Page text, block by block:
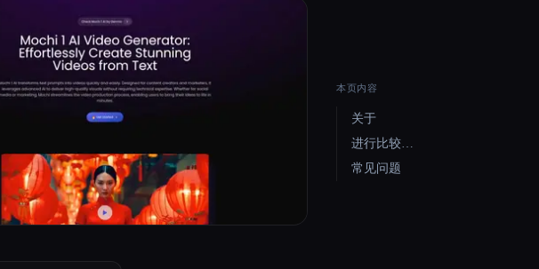
本页内容
关于
进行比较…
常见问题